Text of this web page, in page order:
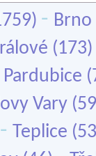
- Brno
(173)
Pardubice
Vary
- Teplice